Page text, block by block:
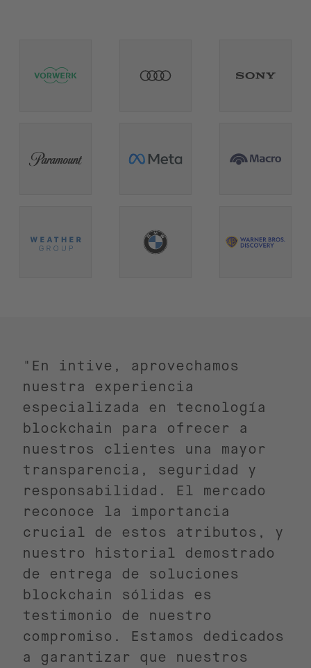
"En intive, aprovechamos
nuestra experiencia
especializada en tecnología
blockchain para ofrecer a
nuestros clientes una mayor
transparencia, seguridad y
responsabilidad. El mercado
reconoce la importancia
crucial de estos atributos, y
nuestro historial demostrado
de entrega de soluciones
blockchain sólidas es
testimonio de nuestro
compromiso. Estamos dedicados
a garantizar que nuestros